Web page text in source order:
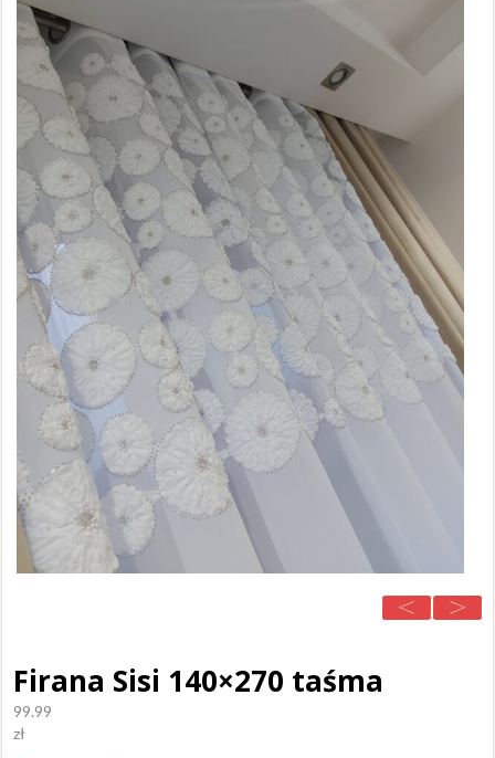
Firana Sisi 140×270 taśma
99.99
zł